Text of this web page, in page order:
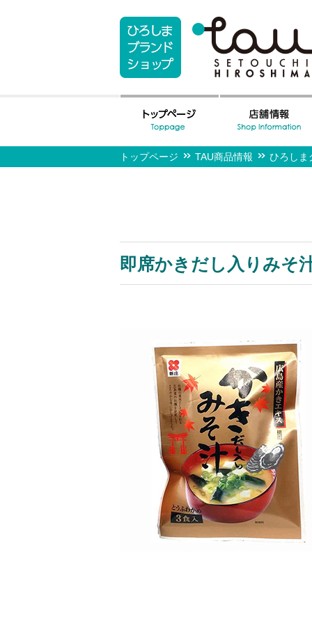
トップページ TAU商品情報 ひろしま
即席かきだし入りみそ